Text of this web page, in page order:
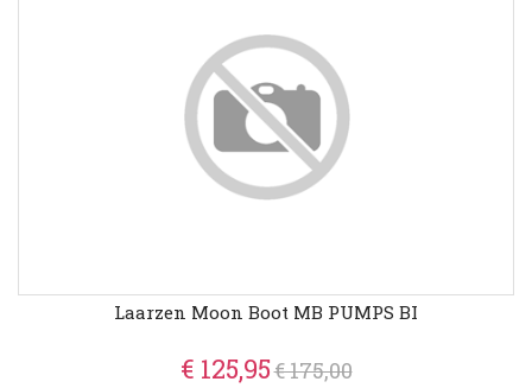
Laarzen Moon Boot MB PUMPS BI
€ 125,95€ 175,00